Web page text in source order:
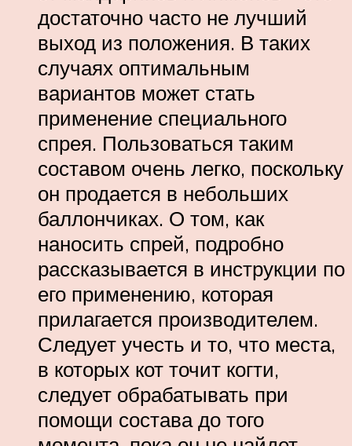
достаточно часто не лучший
выход из положения. В таких
случаях оптимальным
вариантов может стать
применение специального
спрея. Пользоваться таким
составом очень легко, поскольку
он продается в небольших
баллончиках. О том, как
наносить спрей, подробно
рассказывается в инструкции по
его применению, которая
прилагается производителем.
Следует учесть и то, что места,
в которых кот точит когти,
следует обрабатывать при
помощи состава до того